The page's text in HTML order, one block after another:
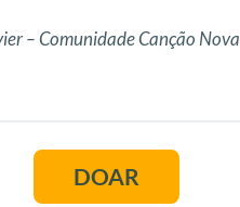
– Comunidade Canção Nova
DOAR